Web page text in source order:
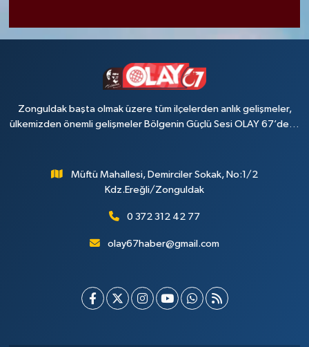
Zonguldak başta olmak üzere tüm ilçelerden anlık gelişmeler,
ülkemizden önemli gelişmeler Bölgenin Güçlü Sesi OLAY 67’de…
Müftü Mahallesi, Demirciler Sokak, No:1/2
Kdz.Ereğli/Zonguldak
0 372 312 42 77
olay67haber@gmail.com